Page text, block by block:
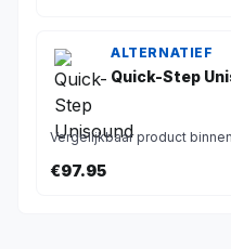
ALTERNATIEF
Quick-Step
Vergelijkbaar product
€97.95